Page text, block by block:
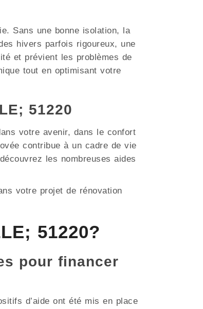
Sans une bonne isolation, la
hivers parfois rigoureux, une
et prévient les problèmes de
tout en optimisant votre
51220
votre avenir, dans le confort
contribue à un cadre de vie
les nombreuses aides
votre projet de rénovation
51220?
pour financer
d’aide ont été mis en place